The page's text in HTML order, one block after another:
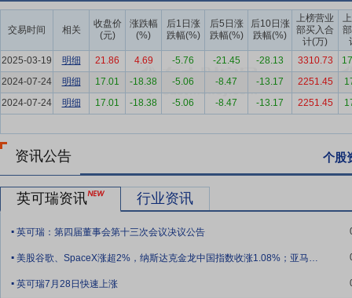
软件的开发、生产、销售、咨询与维护;新能源汽车充电站、可再生能
造;货物及技术进出口;房屋租赁。(经营范围中属于法律、行政法规、
要点3：电动汽车充电电源产品
公司的电动汽车充电电源产品包括：
电系统通常划分为交流充电系统和直流充电系统。公司主要提供直流
流电网连接，可以为电动汽车提供直流大功率电源的供电装置。
要点4：电力操作电源产品
公司电力操作电源产品主要包括电力操作
在：电力、通信、冶金、化工、石油等行业，作为变、配电系统中不
故照明及断路器分、合闸操作等动力负荷，不间断提供直流电源的设备
力行业等行业。
要点6： 新能源汽车充电行业
在政策引导与市场需求的双重驱动下
全国充电基础设施累计数量达2,009.2万个，同比增长49.7%。
要点7：电力操作电源行业
交易时间 相关
收盘价
(元)
涨跌幅
(%)
后1日涨
跌幅(%)
后5日涨
跌幅(%)
后10日涨
跌幅(%)
上榜营业
部买入合
计(万)
2025-03-19
明细 21.86 4.69 -5.76 -21.45 -28.13 3310.73
2024-07-24
明细 17.01 -18.38 -5.06 -8.47 -13.17 2251.45
2024-07-24
明细 17.01 -18.38 -5.06 -8.47 -13.17 2251.45
资讯公告 个股
英可瑞资讯 行业资讯
. 英可瑞：第四届董事会第十三次会议决议公告
. 美股谷歌、SpaceX涨超2%，纳斯达克金龙中国指数收涨1.08%；亚马逊已正式向美国联邦通信委员会（FCC）提交申请，计划发射5000颗卫星；国家数据局鼓励基于词元应用商业模式创新——《投资早参》
. 英可瑞7月28日快速上涨